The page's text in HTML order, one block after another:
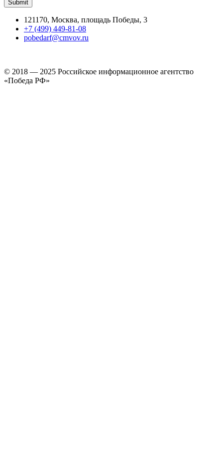
121170, Москва, площадь Победы, 3
+7 (499) 449-81-08
pobedarf@cmvov.ru
© 2018 — 2025 Российское информационное агентство
«Победа РФ»